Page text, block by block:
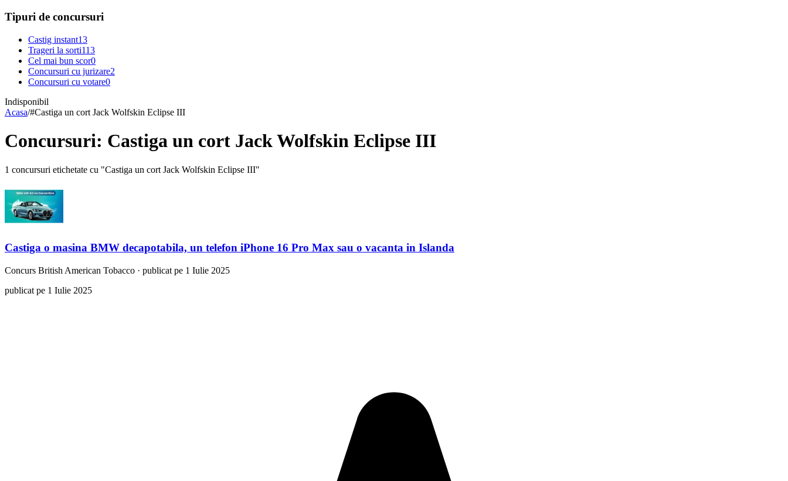
Tipuri de concursuri
Castig instant13
Trageri la sorti113
Cel mai bun scor0
Concursuri cu jurizare2
Concursuri cu votare0
Indisponibil
Acasa/#Castiga un cort Jack Wolfskin Eclipse III
Concursuri: Castiga un cort Jack Wolfskin Eclipse III
1 concursuri etichetate cu "Castiga un cort Jack Wolfskin Eclipse III"
Castiga o masina BMW decapotabila, un telefon iPhone 16 Pro Max sau o vacanta in Islanda
Concurs British American Tobacco · publicat pe 1 Iulie 2025
publicat pe 1 Iulie 2025